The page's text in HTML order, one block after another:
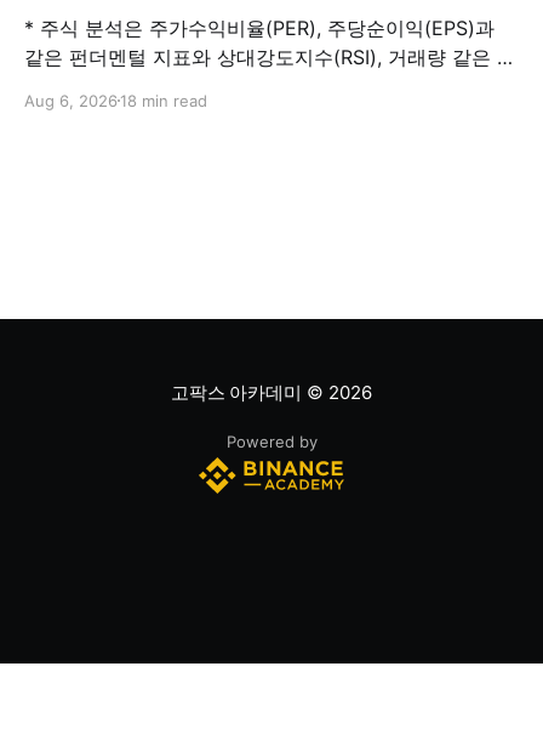
* 주식 분석은 주가수익비율(PER), 주당순이익(EPS)과
같은 펀더멘털 지표와 상대강도지수(RSI), 거래량 같은 기
는지, 저평가됐는지를 판단하는 과정입니다. 하나의 지표
Aug 6, 2026 18 min read
고팍스 아카데미 © 2026
Powered by